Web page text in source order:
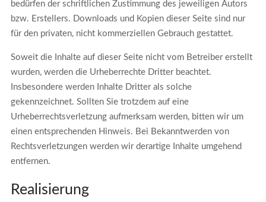
bedürfen der schriftlichen Zustimmung des jeweiligen Autors
bzw. Erstellers. Downloads und Kopien dieser Seite sind nur
für den privaten, nicht kommerziellen Gebrauch gestattet.
Soweit die Inhalte auf dieser Seite nicht vom Betreiber erstellt
wurden, werden die Urheberrechte Dritter beachtet.
Insbesondere werden Inhalte Dritter als solche
gekennzeichnet. Sollten Sie trotzdem auf eine
Urheberrechtsverletzung aufmerksam werden, bitten wir um
einen entsprechenden Hinweis. Bei Bekanntwerden von
Rechtsverletzungen werden wir derartige Inhalte umgehend
entfernen.
Realisierung